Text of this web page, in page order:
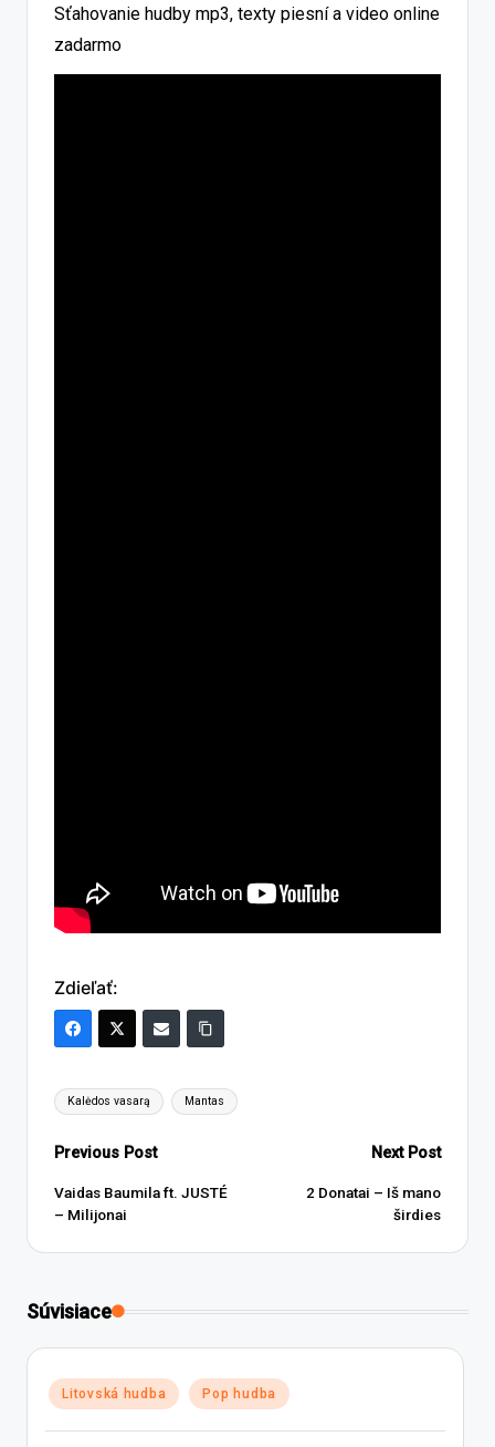
Sťahovanie hudby mp3, texty piesní a video online
zadarmo
Zdieľať:
Tags:
Kalėdos vasarą Mantas
Post
navigation
Previous Post
Vaidas Baumila ft. JUSTÉ
– Milijonai
Next Post
2 Donatai – Iš mano
širdies
Súvisiace
Posted
in
Litovská hudba Pop hudba